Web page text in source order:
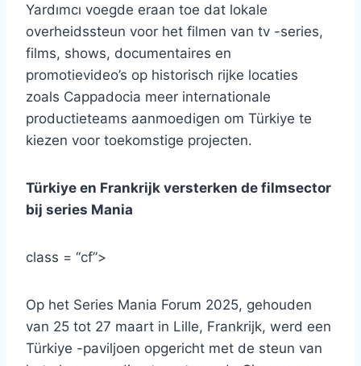
Yardımcı voegde eraan toe dat lokale
overheidssteun voor het filmen van tv -series,
films, shows, documentaires en
promotievideo’s op historisch rijke locaties
zoals Cappadocia meer internationale
productieteams aanmoedigen om Türkiye te
kiezen voor toekomstige projecten.
Türkiye en Frankrijk versterken de filmsector
bij series Mania
class = “cf”>
Op het Series Mania Forum 2025, gehouden
van 25 tot 27 maart in Lille, Frankrijk, werd een
Türkiye -paviljoen opgericht met de steun van